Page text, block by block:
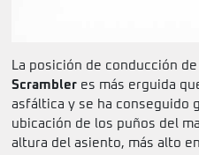
La posición de conducción de
Scrambler es más erguida
asfáltica y se ha conseguido
ubicación de los puños del
altura del asiento, más alto